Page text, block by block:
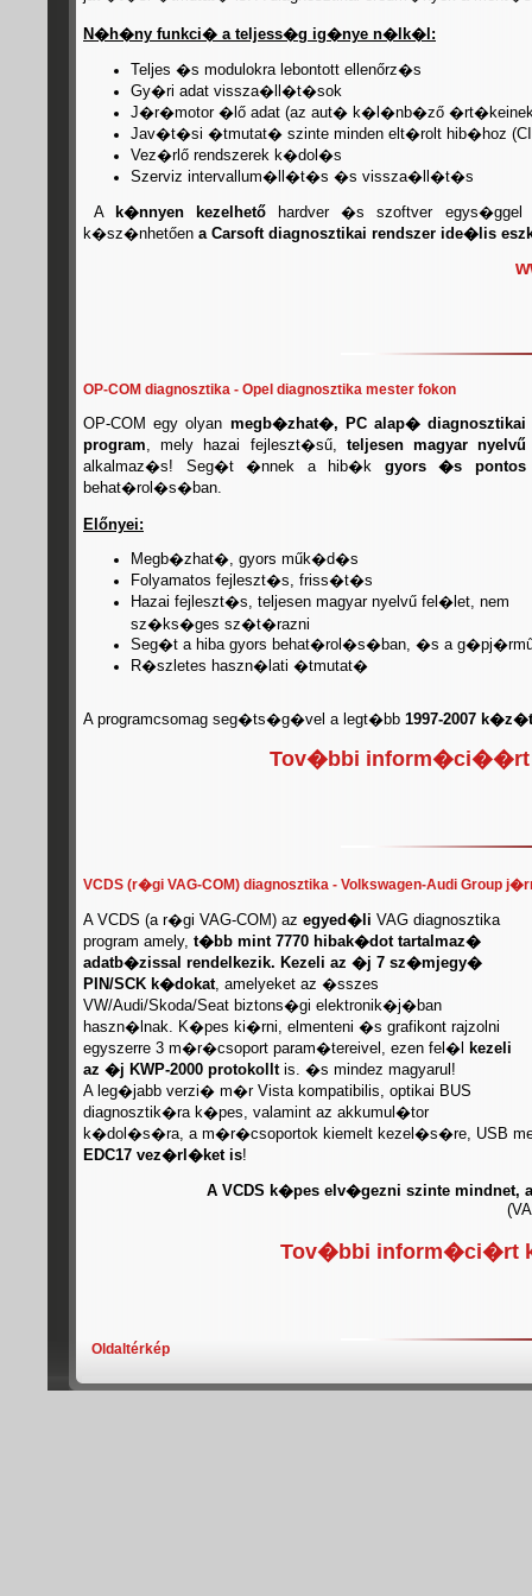
N�h�ny funkci� a teljess�g ig�nye n�lk�l:
Teljes �s modulokra lebontott ellenőrz�s
Gy�ri adat vissza�ll�t�sok
J�r�motor �lő adat (az aut� k�l�nb�ző �rt�keinek
Jav�t�si �tmutat� szinte minden elt�rolt hib�hoz
Vez�rlő rendszerek k�dol�s
Szerviz intervallum�ll�t�s �s vissza�ll�t�s
A
k�nnyen kezelhető hardver �s szoftver
k�sz�nhetően a Carsoft diagnosztikai rendszer ide�lis
OP-COM diagnosztika - Opel diagnosztika mester fokon
OP-COM egy olyan megb�zhat�, PC alap� diagnosztikai
program, mely hazai fejleszt�sű, teljesen magyar nyelvű
alkalmaz�s! Seg�t �nnek a hib�k gyors �s pontos
behat�rol�s�ban.
Előnyei:
Megb�zhat�, gyors műk�d�s
Folyamatos fejleszt�s, friss�t�s
Hazai fejleszt�s, teljesen magyar nyelvű fel�let, nem
sz�ks�ges sz�t�razni
Seg�t a hiba gyors behat�rol�s�ban, �s a
R�szletes haszn�lati �tmutat�
A programcsomag seg�ts�g�vel a legt�bb 1997-2007
Tov�bbi inform�ci��rt
VCDS (r�gi VAG-COM) diagnosztika - Volkswagen-Audi Group
A VCDS (a r�gi VAG-COM) az egyed�li VAG diagnosztika
program amely, t�bb mint 7770 hibak�dottartalmaz�
adatb�zissal rendelkezik. Kezeli az �j 7 sz�mjegy�
PIN/SCK k�dokat, amelyeket az �sszes
VW/Audi/Skoda/Seat biztons�gi elektronik�j�ban
haszn�lnak. K�pes ki�rni, elmenteni �s grafikont rajzolni
egyszerre 3 m�r�csoport param�tereivel, ezen fel�l kezeli
az �j KWP-2000 protokolltis. �s mindez magyarul!
A leg�jabb verzi� m�r Vista kompatibilis, optikai BUS
diagnosztik�ra k�pes, valamint az akkumul�tor
k�dol�s�ra, a m�r�csoportok kiemelt kezel�s�re, USB
EDC17 vez�rl�ket is!
A VCDS k�pes elv�gezni szinte
Tov�bbi inform�ci�rt
Oldaltérkép